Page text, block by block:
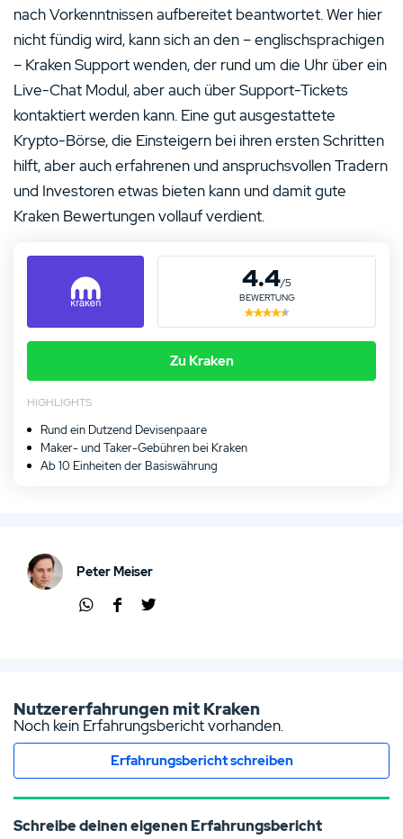
nach Vorkenntnissen aufbereitet beantwortet. Wer hier
nicht fündig wird, kann sich an den – englischsprachigen
– Kraken Support wenden, der rund um die Uhr über ein
Live-Chat Modul, aber auch über Support-Tickets
kontaktiert werden kann. Eine gut ausgestattete
Krypto-Börse, die Einsteigern bei ihren ersten Schritten
hilft, aber auch erfahrenen und anspruchsvollen Tradern
und Investoren etwas bieten kann und damit gute
Kraken Bewertungen vollauf verdient.
4.4/5
BEWERTUNG
Zu Kraken
HIGHLIGHTS
Rund ein Dutzend Devisenpaare
Maker- und Taker-Gebühren bei Kraken
Ab 10 Einheiten der Basiswährung
Peter Meiser
teile
n
teile
n
n
Nutzererfahrungen mit Kraken
Noch kein Erfahrungsbericht vorhanden.
Erfahrungsbericht schreiben
Schreibe deinen eigenen Erfahrungsbericht